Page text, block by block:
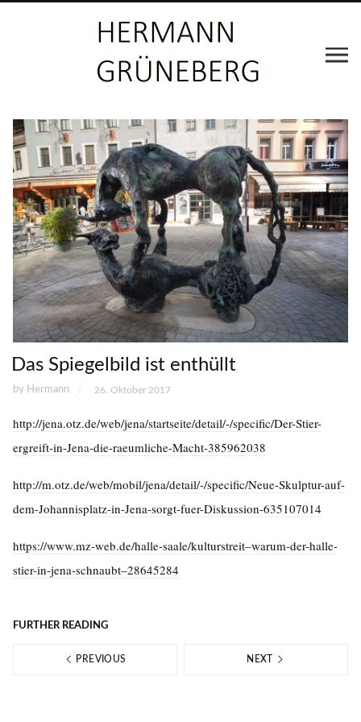
Das Spiegelbild ist enthüllt
by Hermann 26. Oktober 2017
http://jena.otz.de/web/jena/startseite/detail/-/specific/Der-Stier-
ergreift-in-Jena-die-raeumliche-Macht-385962038
http://m.otz.de/web/mobil/jena/detail/-/specific/Neue-Skulptur-auf-
dem-Johannisplatz-in-Jena-sorgt-fuer-Diskussion-635107014
https://www.mz-web.de/halle-saale/kulturstreit–warum-der-halle-
stier-in-jena-schnaubt–28645284
FURTHER READING
PREVIOUS NEXT